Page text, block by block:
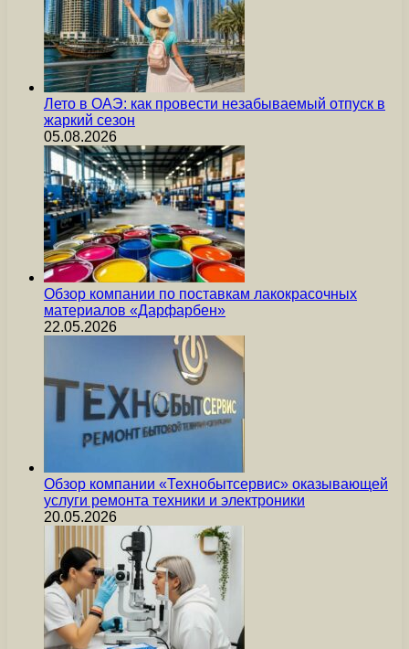
Лето в ОАЭ: как провести незабываемый отпуск в
жаркий сезон
05.08.2026
Обзор компании по поставкам лакокрасочных
материалов «Дарфарбен»
22.05.2026
Обзор компании «Технобытсервис» оказывающей
услуги ремонта техники и электроники
20.05.2026